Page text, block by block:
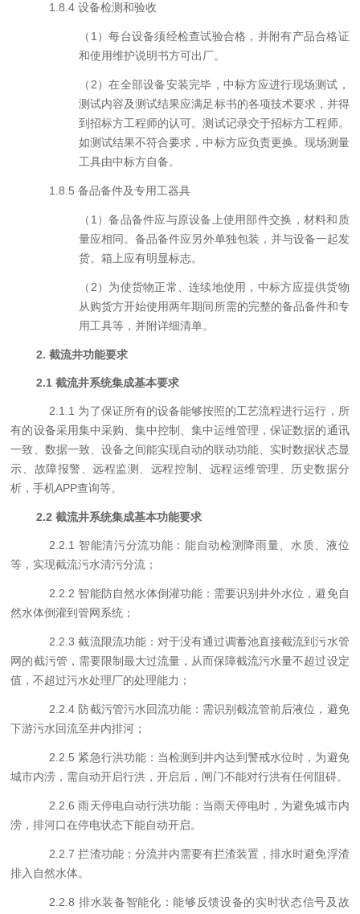
1.8 .4设备检测和验收
（ 1 ）每台设备须经检查试验合格，并附有产品合格证
和使用维护说明书方可出厂。
（ 2）在全部设备安装完毕，中标方应进行现场测试，
测试内容及测试结果应满足标书的各项技术要求，并得
到招标方工程师的认可。测试记录交于招标方工程师。
如测试结果不符合要求，中标方应负责更换。现场测量
工具由中标方自备。
1.8 5备品备件及专用工器具
（ 1 ）备品备件应与原设备上使用部件交换，材料和质
量应相同。备品备件应另外单独包装，并与设备一起发
货。箱上应有明显标志。
（ 2）为使货物正常、连续地使用，中标方应提供货物
从购货方开始使用两年期间所需的完整的备品备件和专
用工具等，并附详细清单。
2. 截流井功能要求
2.1截流井系统集成基本要求
2. 1.1 为了保证所有的设备能够按照的工艺流程进行运行，所
有的设备采用集中采购、集中控制、集中运维管理，保证数据的通讯
一致、数据一致、设备之间能实现自动的联动功能、实时数据状态显
示、故障报警、远程监测、远程控制、远程运维管理、历史数据分
析，手机APP查询等。
2.2 截流井系统集成基本功能要求
2. 2.1 智能清污分流功能：能自动检测降雨量、水质、液位
等，实现截流污水清污分流；
2. 2.2 智能防自然水体倒灌功能：需要识别井外水位，避免自
然水体倒灌到管网系统；
2. 2.3截流限流功能：对于没有通过调蓄池直接截流到污水管
网的截污管，需要限制最大过流量，从而保障截流污水量不超过设定
值，不超过污水处理厂的处理能力；
2. 2.4 防截污管污水回流功能：需识别截流管前后液位，避免
下游污水回流至井内排河；
2. 2.5 紧急行洪功能：当检测到井内达到警戒水位时，为避免
城市内涝，需自动开启行洪，开启后，闸门不能对行洪有任何阻碍。
2. 2.6雨天停电自动行洪功能：当雨天停电时，为避免城市内
涝，排河口在停电状态下能自动开启。
2. 2.7拦渣功能：分流井内需要有拦渣装置，排水时避免浮渣
排入自然水体。
2. 2.8排水装备智能化：能够反馈设备的实时状态信号及故